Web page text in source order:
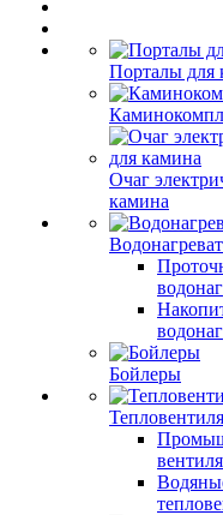
Порталы для
Очаг
камина
Бойлеры